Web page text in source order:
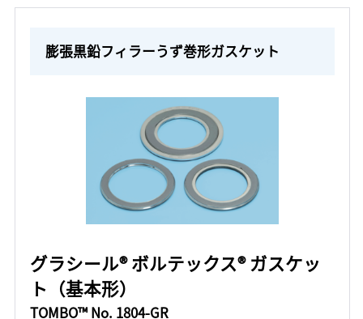
膨張黒鉛フィラーうず巻形ガスケット
グラシール® ボルテックス® ガスケッ
ト（基本形）
TOMBO™ No. 1804-GR